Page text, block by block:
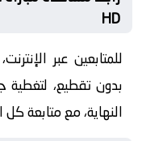
HD
للمتابعين عبر
بدون تقطيع، لتغطية
النهاية، مع متابعة كل